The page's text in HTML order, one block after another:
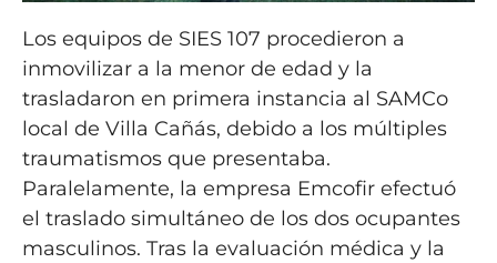
Los equipos de SIES 107 procedieron a
inmovilizar a la menor de edad y la
trasladaron en primera instancia al SAMCo
local de Villa Cañás, debido a los múltiples
traumatismos que presentaba.
Paralelamente, la empresa Emcofir efectuó
el traslado simultáneo de los dos ocupantes
masculinos. Tras la evaluación médica y la